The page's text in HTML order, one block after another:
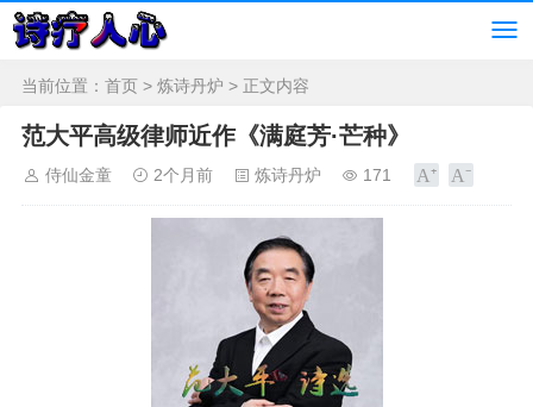
当前位置： 首页 > 炼诗丹炉 > 正文内容
范大平高级律师近作《满庭芳·芒种》
侍仙金童 2个月前 炼诗丹炉 171